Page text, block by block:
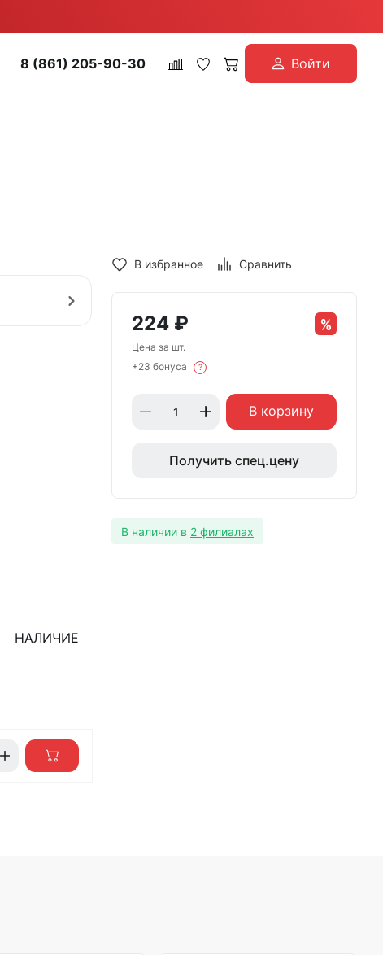
8 (861) 205-90-30 Войти
НАЛИЧИЕ
В избранное Сравнить
224 ₽
Цена за шт.
+23 бонуса
?
В корзину
Получить спец.цену
В наличии в 2 филиалах